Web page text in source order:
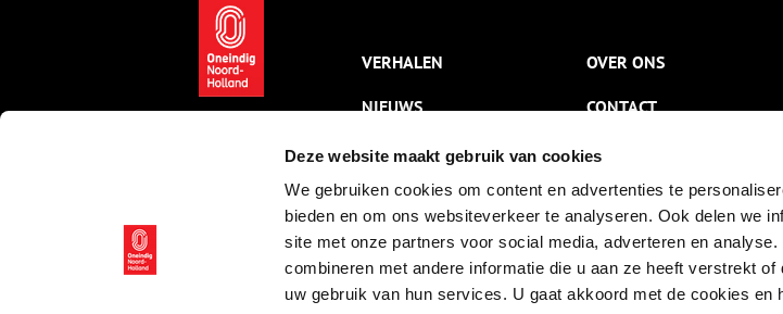
Deze website maakt gebruik van cookies
We gebruiken cookies om content en advertenties te
bieden en om ons websiteverkeer te analyseren. Ook delen we
site met onze partners voor social media, adverteren en
combineren met andere informatie die u aan ze heeft verstrekt
uw gebruik van hun services. U gaat akkoord met de cookies en
VERHALEN
NIEUWS
KALENDER
THEMA’S
ACTIVITEITEN
VIDEO’S
OVER ONS
CONTACT
NIEUWSBRIEF
DISCLAIMER
PRIVACY
TOEGANKELIJKHEID